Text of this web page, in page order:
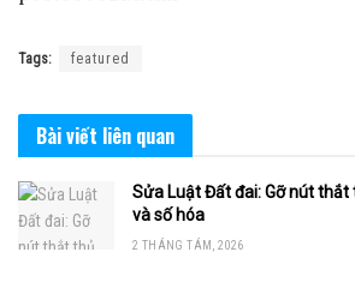
Tags: featured
Bài viết liên quan
Sửa Luật Đất đai: Gỡ nút
và số hóa
2 THÁNG TÁM, 2026